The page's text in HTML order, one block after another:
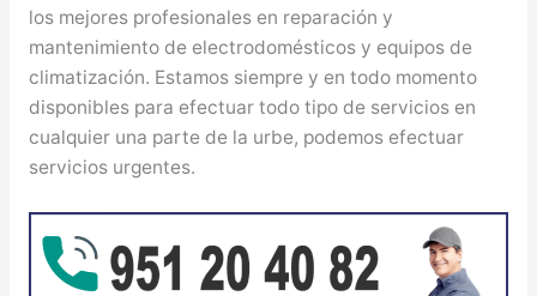
los mejores profesionales en reparación y
mantenimiento de electrodomésticos y equipos de
climatización. Estamos siempre y en todo momento
disponibles para efectuar todo tipo de servicios en
cualquier una parte de la urbe, podemos efectuar
servicios urgentes.